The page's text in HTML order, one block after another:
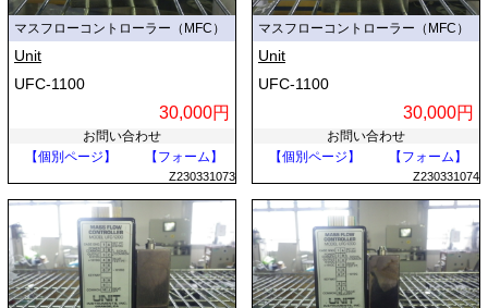
マスフローコントローラー（MFC）
Unit
UFC-1100
30,000円
お問い合わせ
【個別ページ】
【フォーム】
Z230331073
マスフローコントローラー（MFC）
Unit
UFC-1100
30,000円
お問い合わせ
【個別ページ】
【フォーム】
Z230331074